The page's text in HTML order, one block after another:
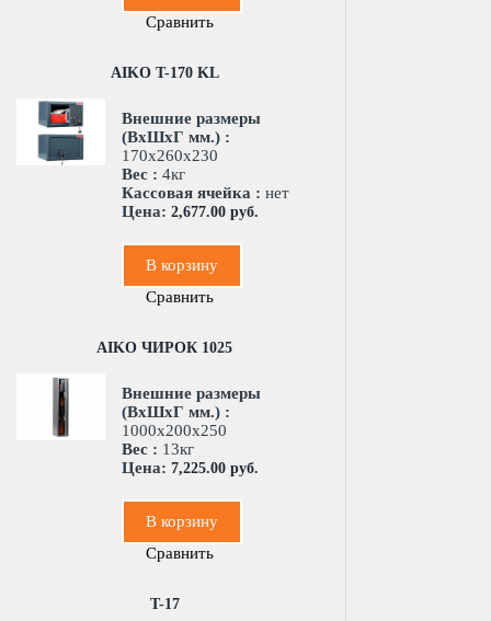
Сравнить
AIKO T-170 KL
Внешние размеры
(ВхШхГ мм.) :
170x260x230
Вес : 4кг
Кассовая ячейка : нет
Цена: 2,677.00 руб.
В корзину
Сравнить
AIKO ЧИРОК 1025
Внешние размеры
(ВхШхГ мм.) :
1000x200x250
Вес : 13кг
Цена: 7,225.00 руб.
В корзину
Сравнить
T-17